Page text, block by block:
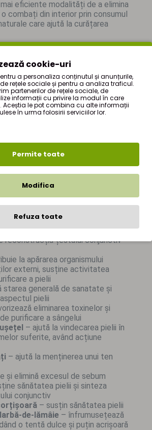
eficiente modalități de a elimina
combați din interior prin consumul
care ajută la curățarea
Sportul și consumul de fructe
sunt esențiale, precum și o
efect maxim, vă recomandăm să
CleanSkin Face Wash.
o cură de minim 3 luni pentru
cu acneea și nu poți scăpa de ea
are la bază o rețetă originală ce
tipuri de plante, fiecare cu un rol
reconstrucția țestului conjunctiv
la apărarea organismului
externi, susține activitatea
a pielii
starea generală de sanatate și
pielii
eliminarea toxinelor și
purificare a sângelui
– ajută la vindecarea pielii în
suferite, având acțiune
– ajută la menținerea unui ten
și elimină excesul de sebum
sănătatea pielii și sinteza
conjunctiv
– susțin sănătatea pielii
de-lămâie – înfrumusețează
o tentă dulce și puțin acrișoară
cookie-uri
a personaliza conținutul și anunțurile,
rețele sociale și pentru a analiza traficul.
partenerilor de rețele sociale, de
informații cu privire la modul în care
Aceștia le pot combina cu alte informații
în urma folosirii serviciilor lor.
Permite toate
Modifica
Refuza toate